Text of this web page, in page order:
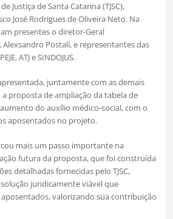
Justiça de Santa Catarina (TJSC),
José Rodrigues de Oliveira Neto. Na
presentes o diretor-Geral
Alexsandro Postali, e representantes das
ATJ e SINDOJUS.
juntamente com as demais
a proposta de ampliação da tabela de
do auxílio médico-social, com o
aposentados no projeto.
mais um passo importante na
futura da proposta, que foi construída
detalhadas fornecidas pelo TJSC,
juridicamente viável que
valorizando sua contribuição